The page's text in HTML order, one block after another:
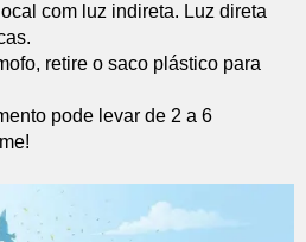
com luz indireta. Luz direta
retire o saco plástico para
pode levar de 2 a 6